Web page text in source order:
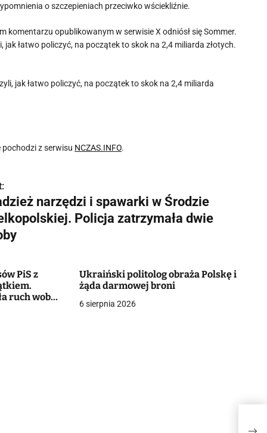
o szczepieniach przeciwko wściekliźnie.
komentarzu opublikowanym w serwisie X odniósł się Sommer.
jak łatwo policzyć, na początek to skok na 2,4 miliarda złotych.
jak łatwo policzyć, na początek to skok na 2,4 miliarda
pochodzi z serwisu NCZAS.INFO.
narzędzi i spawarki w Środzie
Policja zatrzymała dwie
PiS z
ruch wobec
Ukraiński politolog obraża Polskę i
żąda darmowej broni
6 sierpnia 2026